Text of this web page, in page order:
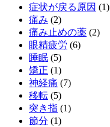
症状が戻る原因 (1)
痛み (2)
痛み止めの薬 (2)
眼精疲労 (6)
睡眠 (5)
矯正 (1)
神経痛 (7)
移転 (5)
突き指 (1)
節分 (1)